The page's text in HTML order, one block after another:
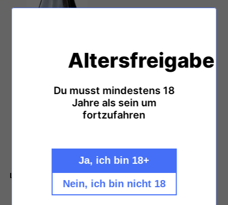
Le débit d’ivresse - Dans la
lune
Altersfreigabe
Du musst mindestens 18
Jahre als sein um
fortzufahren
Ja, ich bin 18+
Nein, ich bin nicht 18